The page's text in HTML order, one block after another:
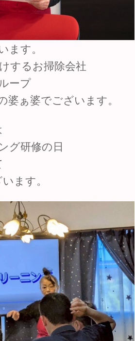
ます。
するお掃除会社
ープ
ぁ婆でございます。
グ研修の日
ます。